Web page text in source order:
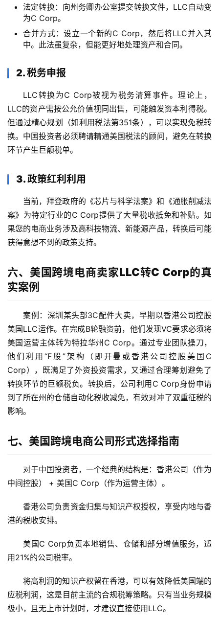
主
页
跨
讯
海
公
司
外
银
行
开
户
全
球
方
全
融
社
区
登录 注册
法定转换：向州务卿办公室提交转换文件，LLC自动变
为C Corp。
合并方式：设立一个新的C Corp，然后将LLC并入其
中。此法虽复杂，但能更好地处理资产和合同。
2. 税务申报
LLC转换为C Corp被视为税务清算事件。理论上，
LLC的资产需按公允价值视同出售，可能触发资本利得税。
但通过精心规划（如利用税法第351条），可以实现免税转
换。中国投资者必须聘请精通美国税法的顾问，避免在转换
环节产生巨额税单。
3. 政策红利利用
当前，拜登政府的《芯片与科学法案》和《通胀削减法
案》为特定行业的C Corp提供了大量税收抵免和补贴。如
果您的电商业务涉及高科技物流、新能源产品，转换后可能
获得意想不到的政策支持。
六、美国跨境电商卖家LLC转C Corp的真
实案例
案例：深圳某头部3C配件大卖，早期以香港公司控股
美国LLC运作。在完成B轮融资前，他们发现VC要求必须将
美国运营主体转为特拉华州C Corp。通过专业团队操刀，
他们利用“F股”架构（即开曼或香港公司控股美国C
Corp），既满足了外资投资需求，又通过合理筹划避免了
转换环节的巨额税负。转换后，公司利用C Corp身份申请
到了所在州的仓储自动化税收减免，有效对冲了双重征税的
影响。
七、美国跨境电商公司形式选择指南
对于中国投资者，一个经典的结构是：香港公司（作为
中间控股） + 美国C Corp（作为运营主体）。
香港公司负责资金归集与知识产权授权，享受内地与香
港的税收安排。
美国C Corp负责本地销售、仓储和部分增值服务，适
用21%的公司税率。
将高利润的知识产权留在香港，可以有效降低美国端的
应税利润，这是目前主流的合规税筹策略。只有当业务规模
极小，且无上市计划时，才建议直接使用LLC。